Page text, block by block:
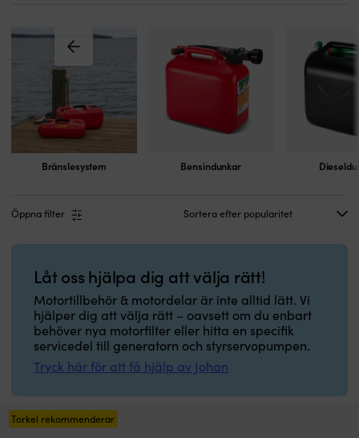
Bränslesystem Bensindunkar
Öppna filter
Låt oss hjälpa dig att välja rätt!
Motortillbehör & motordelar är inte alltid lätt. Vi
hjälper dig att välja rätt – oavsett om du enbart
behöver nya motorfilter eller hitta en specifik
servicedel till generatorn och styrservopumpen.
Tryck här för att få hjälp av Johan
Torkel rekommenderar